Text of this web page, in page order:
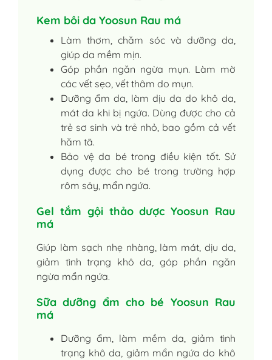
Kem bôi da Yoosun Rau má
Làm thơm, chăm sóc và dưỡng da,
giúp da mềm mịn.
Góp phần ngăn ngừa mụn. Làm mờ
các vết sẹo, vết thâm do mụn.
Dưỡng ẩm da, làm dịu da do khô da,
mát da khi bị ngứa. Dùng được cho cả
trẻ sơ sinh và trẻ nhỏ, bao gồm cả vết
hăm tã.
Bảo vệ da bé trong điều kiện tốt. Sử
dụng được cho bé trong trường hợp
rôm sảy, mẩn ngứa.
Gel tắm gội thảo dược Yoosun Rau
má
Giúp làm sạch nhẹ nhàng, làm mát, dịu da,
giảm tình trạng khô da, góp phần ngăn
ngừa mẩn ngứa.
Sữa dưỡng ẩm cho bé Yoosun Rau
má
Dưỡng ẩm, làm mềm da, giảm tình
trạng khô da, giảm mẩn ngứa do khô